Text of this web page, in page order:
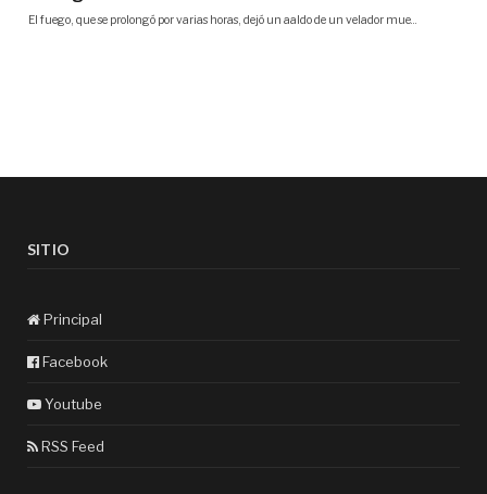
SITIO
Principal
Facebook
Youtube
RSS Feed